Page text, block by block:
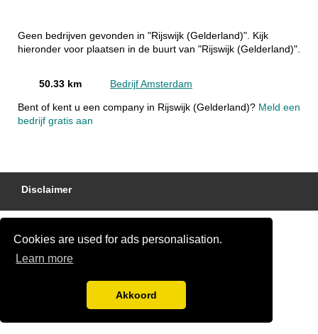
Cookies are used for ads personalisation.
Learn more
Akkoord
Geen bedrijven gevonden in "Rijswijk (Gelderland)". Kijk
hieronder voor plaatsen in de buurt van "Rijswijk (Gelderland)".
50.33 km Bedrijf Amsterdam
Bent of kent u een company in Rijswijk (Gelderland)? Meld een
bedrijf gratis aan
Disclaimer